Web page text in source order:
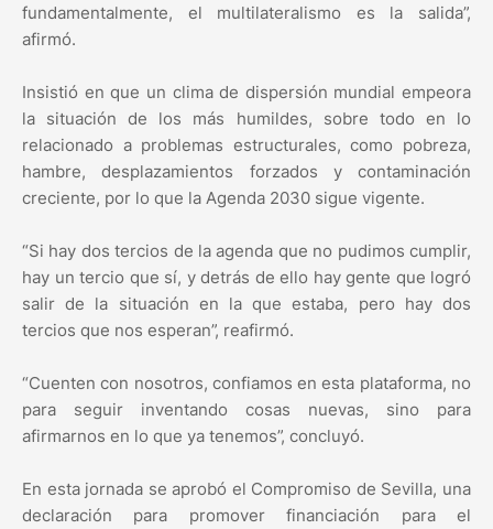
fundamentalmente, el multilateralismo es la salida”,
afirmó.
Insistió en que un clima de dispersión mundial empeora
la situación de los más humildes, sobre todo en lo
relacionado a problemas estructurales, como pobreza,
hambre, desplazamientos forzados y contaminación
creciente, por lo que la Agenda 2030 sigue vigente.
“Si hay dos tercios de la agenda que no pudimos cumplir,
hay un tercio que sí, y detrás de ello hay gente que logró
salir de la situación en la que estaba, pero hay dos
tercios que nos esperan”, reafirmó.
“Cuenten con nosotros, confiamos en esta plataforma, no
para seguir inventando cosas nuevas, sino para
afirmarnos en lo que ya tenemos”, concluyó.
En esta jornada se aprobó el Compromiso de Sevilla, una
declaración para promover financiación para el